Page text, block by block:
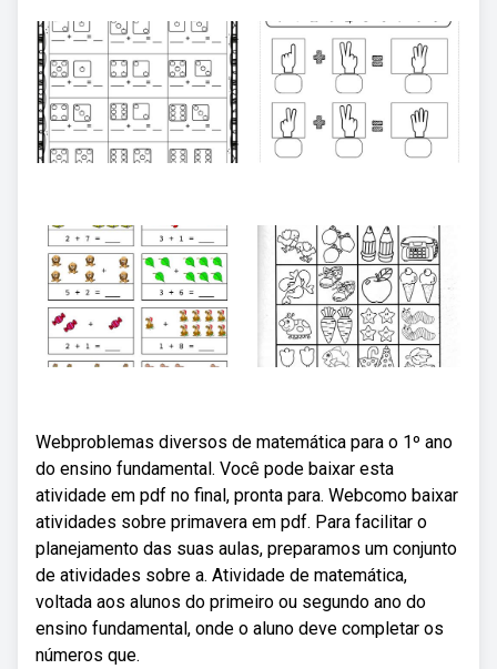
Webproblemas diversos de matemática para o 1º ano
do ensino fundamental. Você pode baixar esta
atividade em pdf no final, pronta para. Webcomo baixar
atividades sobre primavera em pdf. Para facilitar o
planejamento das suas aulas, preparamos um conjunto
de atividades sobre a. Atividade de matemática,
voltada aos alunos do primeiro ou segundo ano do
ensino fundamental, onde o aluno deve completar os
números que.